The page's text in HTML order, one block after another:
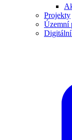
Projekty
Územní